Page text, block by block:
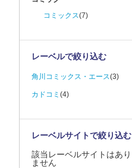
コミックス(7)
レーベルで絞り込む
角川コミックス・エース(3)
カドコミ (4)
レーベルサイトで絞り込む
該当レーベルサイトはあり
ません